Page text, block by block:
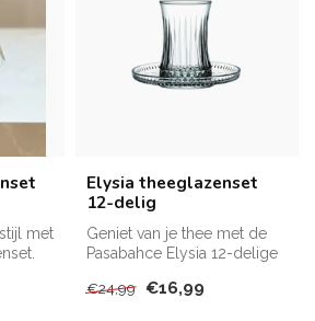
met
Elysia theeglazenset
12-delig
Geniet van je thee met de
Pasabahce Elysia 12-delige
€24,99 €16,99